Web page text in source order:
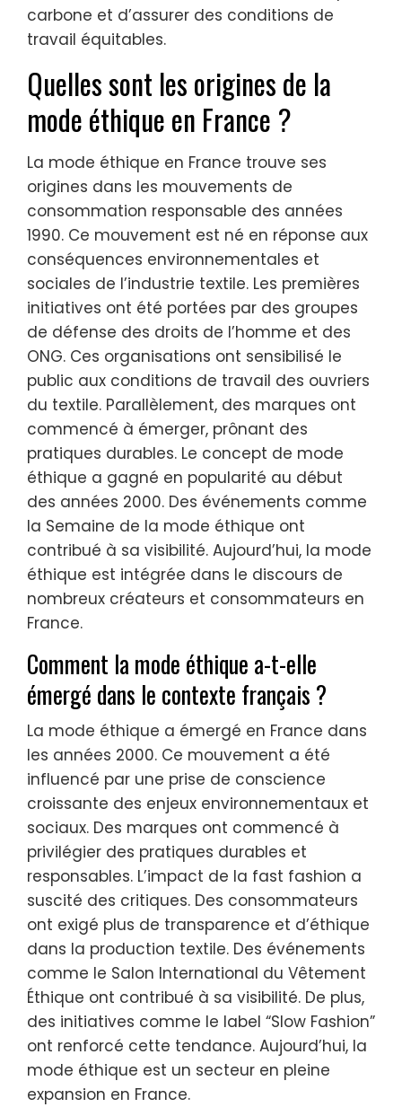
carbone et d’assurer des conditions de
travail équitables.
Quelles sont les origines de la
mode éthique en France ?
La mode éthique en France trouve ses
origines dans les mouvements de
consommation responsable des années
1990. Ce mouvement est né en réponse aux
conséquences environnementales et
sociales de l’industrie textile. Les premières
initiatives ont été portées par des groupes
de défense des droits de l’homme et des
ONG. Ces organisations ont sensibilisé le
public aux conditions de travail des ouvriers
du textile. Parallèlement, des marques ont
commencé à émerger, prônant des
pratiques durables. Le concept de mode
éthique a gagné en popularité au début
des années 2000. Des événements comme
la Semaine de la mode éthique ont
contribué à sa visibilité. Aujourd’hui, la mode
éthique est intégrée dans le discours de
nombreux créateurs et consommateurs en
France.
Comment la mode éthique a-t-elle
émergé dans le contexte français ?
La mode éthique a émergé en France dans
les années 2000. Ce mouvement a été
influencé par une prise de conscience
croissante des enjeux environnementaux et
sociaux. Des marques ont commencé à
privilégier des pratiques durables et
responsables. L’impact de la fast fashion a
suscité des critiques. Des consommateurs
ont exigé plus de transparence et d’éthique
dans la production textile. Des événements
comme le Salon International du Vêtement
Éthique ont contribué à sa visibilité. De plus,
des initiatives comme le label “Slow Fashion”
ont renforcé cette tendance. Aujourd’hui, la
mode éthique est un secteur en pleine
expansion en France.